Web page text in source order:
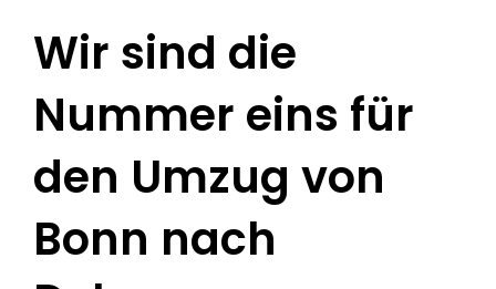
Wir sind die
Nummer eins für
den Umzug von
Bonn nach